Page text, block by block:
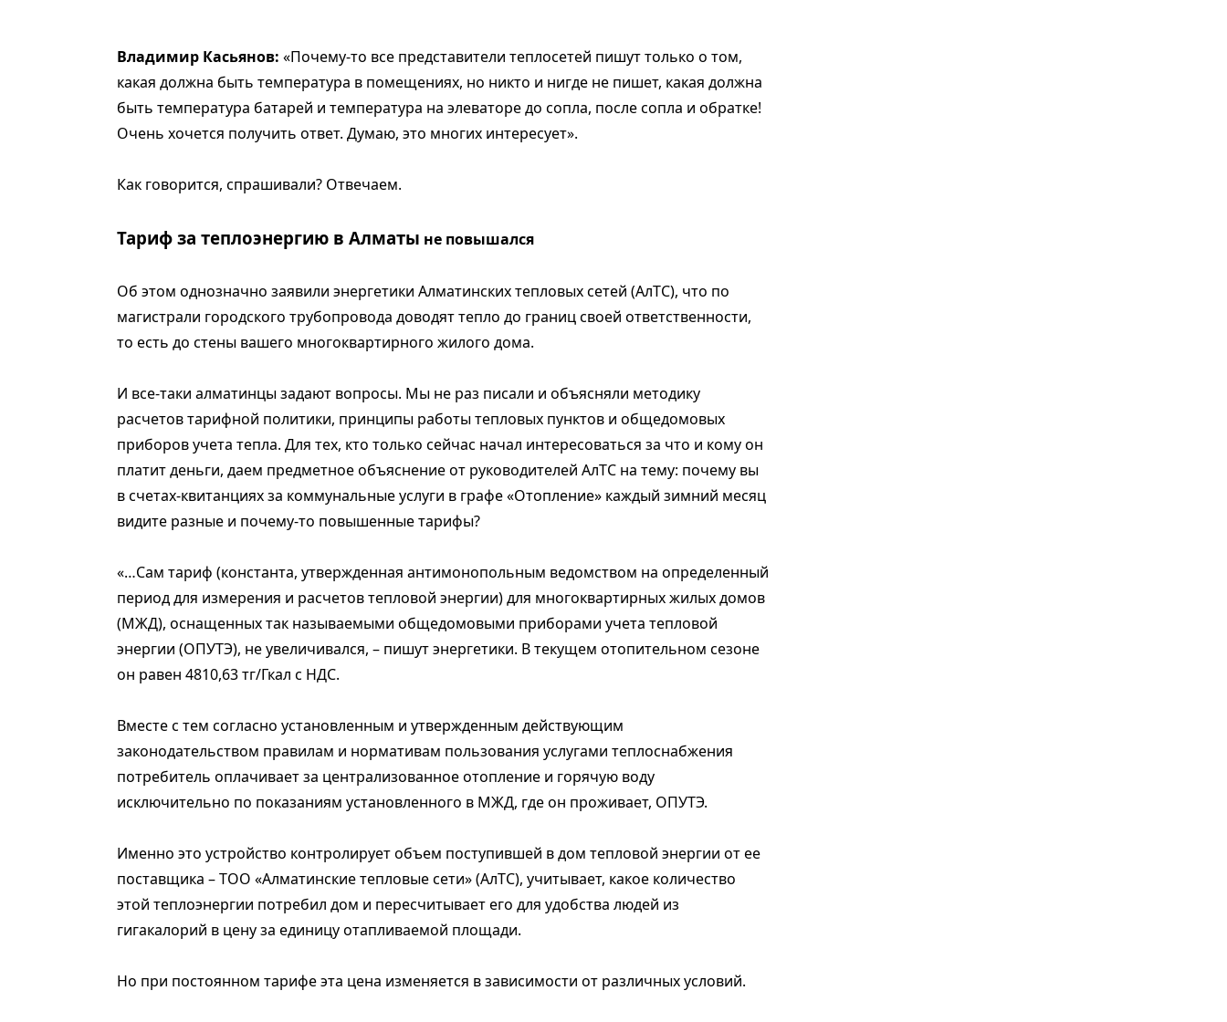
Владимир Касьянов: «Почему-то все представители теплосетей пишут только о том,
какая должна быть температура в помещениях, но никто и нигде не пишет, какая должна
быть температура батарей и температура на элеваторе до сопла, после сопла и обратке!
Очень хочется получить ответ. Думаю, это многих интересует».
Как говорится, спрашивали? Отвечаем.
Тариф за теплоэнергию в Алматы не повышался
Об этом однозначно заявили энергетики Алматинских тепловых сетей (АлТС), что по
магистрали городского трубопровода доводят тепло до границ своей ответственности,
то есть до стены вашего многоквартирного жилого дома.
И все-таки алматинцы задают вопросы. Мы не раз писали и объясняли методику
расчетов тарифной политики, принципы работы тепловых пунктов и общедомовых
приборов учета тепла. Для тех, кто только сейчас начал интересоваться за что и кому он
платит деньги, даем предметное объяснение от руководителей АлТС на тему: почему вы
в счетах-квитанциях за коммунальные услуги в графе «Отопление» каждый зимний месяц
видите разные и почему-то повышенные тарифы?
«…Сам тариф (константа, утвержденная антимонопольным ведомством на определенный
период для измерения и расчетов тепловой энергии) для многоквартирных жилых домов
(МЖД), оснащенных так называемыми общедомовыми приборами учета тепловой
энергии (ОПУТЭ), не увеличивался, – пишут энергетики. В текущем отопительном сезоне
он равен 4810,63 тг/Гкал с НДС.
Вместе с тем согласно установленным и утвержденным действующим
законодательством правилам и нормативам пользования услугами теплоснабжения
потребитель оплачивает за централизованное отопление и горячую воду
исключительно по показаниям установленного в МЖД, где он проживает, ОПУТЭ.
Именно это устройство контролирует объем поступившей в дом тепловой энергии от ее
поставщика – ТОО «Алматинские тепловые сети» (АлТС), учитывает, какое количество
этой теплоэнергии потребил дом и пересчитывает его для удобства людей из
гигакалорий в цену за единицу отапливаемой площади.
Но при постоянном тарифе эта цена изменяется в зависимости от различных условий.